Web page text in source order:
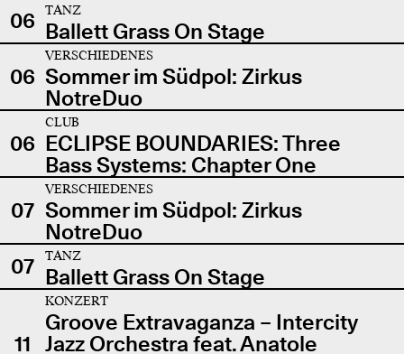
06
TANZ
Ballett Grass On Stage
06
VERSCHIEDENES
Sommer im Südpol: Zirkus
NotreDuo
06
CLUB
ECLIPSE BOUNDARIES: Three
Bass Systems: Chapter One
07
VERSCHIEDENES
Sommer im Südpol: Zirkus
NotreDuo
07
TANZ
Ballett Grass On Stage
11
KONZERT
Groove Extravaganza – Intercity
Jazz Orchestra feat. Anatole